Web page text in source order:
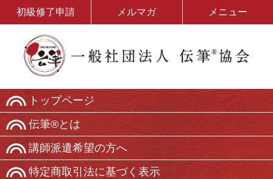
初級修了申請 メルマガ メニュー
トップページ
伝筆®とは
講師派遣希望の方へ
特定商取引法に基づく表示